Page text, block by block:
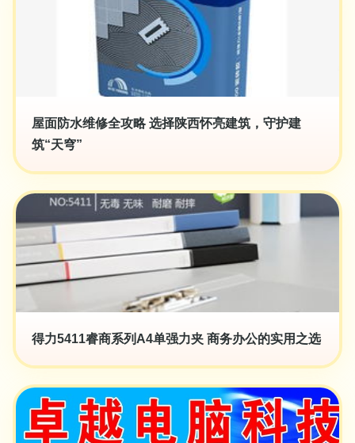
屋面防水维修全攻略 选择陕西怀亮建筑，守护建
筑“天穹”
得力5411睿商系列A4单强力夹 商务办公的实用之选